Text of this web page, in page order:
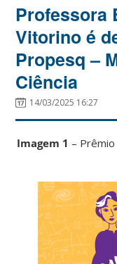
Professora
Vitorino é
Propesq –
Ciência
14/03/2025 16:27
Imagem 1 – Prêmio